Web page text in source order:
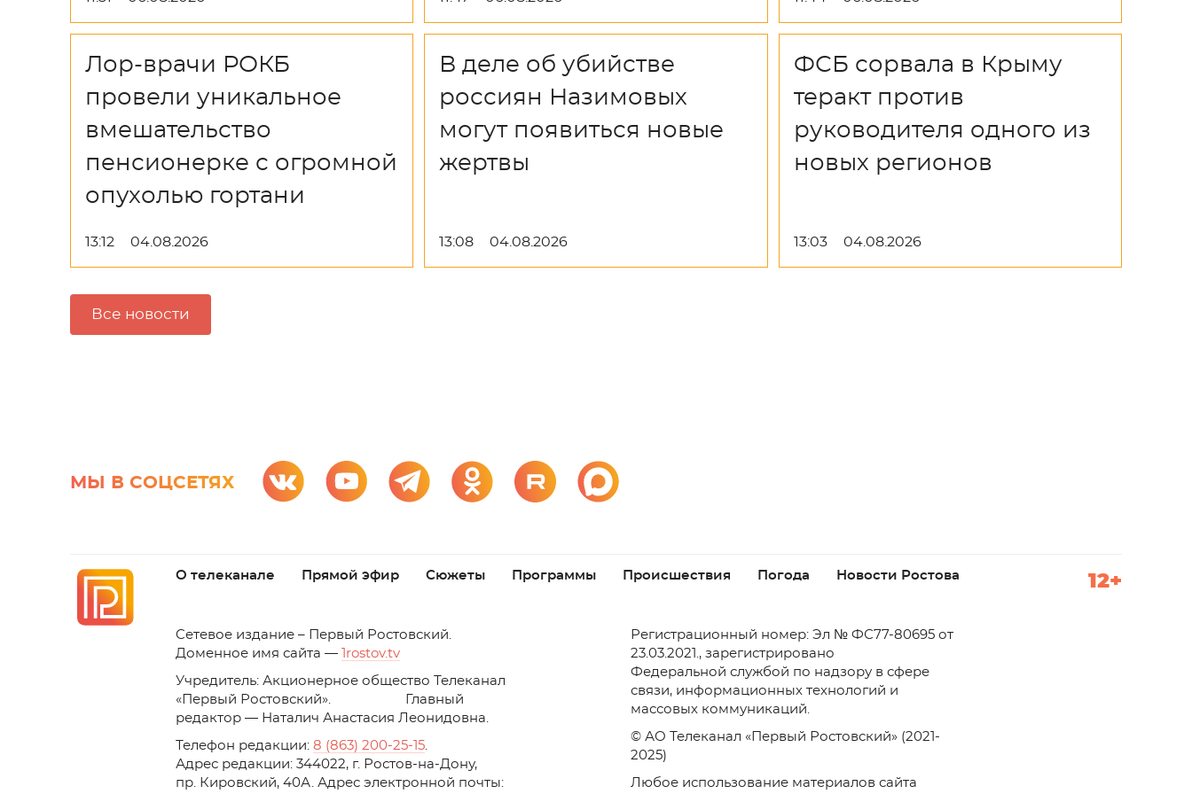
Лор-врачи РОКБ
провели уникальное
вмешательство
пенсионерке с огромной
опухолью гортани
13:12 04.08.2026
В деле об убийстве
россиян Назимовых
могут появиться новые
жертвы
13:08 04.08.2026
ФСБ сорвала в Крыму
теракт против
руководителя одного из
новых регионов
13:03 04.08.2026
Все новости
МЫ В СОЦСЕТЯХ
О телеканале Прямой эфир Сюжеты Программы Происшествия Погода Новости Ростова 12+
Cетевое издание – Первый Ростовский.
Доменное имя сайта —
1rostov.tv
Учредитель: Акционерное общество Телеканал
«Первый Ростовский». Главный
редактор — Наталич Анастасия Леонидовна.
Телефон редакции: 8 (863) 200-25-15.
Адрес редакции: 344022, г. Ростов-на-Дону,
пр. Кировский, 40А. Адрес электронной почты:
Регистрационный номер: Эл № ФС77-80695 от
23.03.2021., зарегистрировано
Федеральной службой по надзору в сфере
связи, информационных технологий и
массовых коммуникаций.
© АО Телеканал «Первый Ростовский» (2021-
2025)
Любое использование материалов сайта